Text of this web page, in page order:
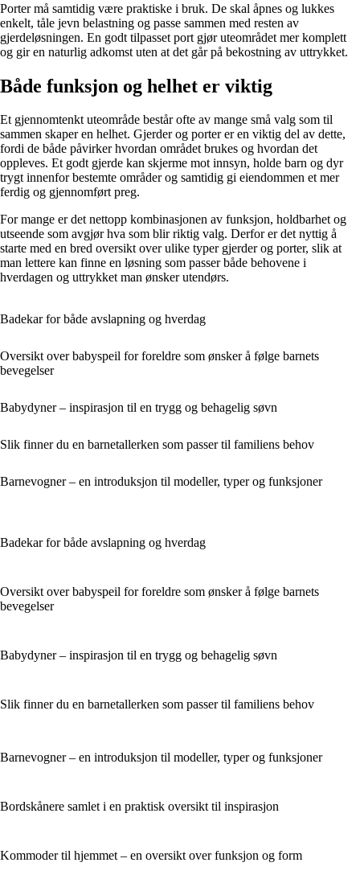
Porter må samtidig være praktiske i bruk. De skal åpnes og lukkes
enkelt, tåle jevn belastning og passe sammen med resten av
gjerdeløsningen. En godt tilpasset port gjør uteområdet mer komplett
og gir en naturlig adkomst uten at det går på bekostning av uttrykket.
Både funksjon og helhet er viktig
Et gjennomtenkt uteområde består ofte av mange små valg som til
sammen skaper en helhet. Gjerder og porter er en viktig del av dette,
fordi de både påvirker hvordan området brukes og hvordan det
oppleves. Et godt gjerde kan skjerme mot innsyn, holde barn og dyr
trygt innenfor bestemte områder og samtidig gi eiendommen et mer
ferdig og gjennomført preg.
For mange er det nettopp kombinasjonen av funksjon, holdbarhet og
utseende som avgjør hva som blir riktig valg. Derfor er det nyttig å
starte med en bred oversikt over ulike typer gjerder og porter, slik at
man lettere kan finne en løsning som passer både behovene i
hverdagen og uttrykket man ønsker utendørs.
Badekar for både avslapning og hverdag
Oversikt over babyspeil for foreldre som ønsker å følge barnets
bevegelser
Babydyner – inspirasjon til en trygg og behagelig søvn
Slik finner du en barnetallerken som passer til familiens behov
Barnevogner – en introduksjon til modeller, typer og funksjoner
Badekar for både avslapning og hverdag
Oversikt over babyspeil for foreldre som ønsker å følge barnets
bevegelser
Babydyner – inspirasjon til en trygg og behagelig søvn
Slik finner du en barnetallerken som passer til familiens behov
Barnevogner – en introduksjon til modeller, typer og funksjoner
Bordskånere samlet i en praktisk oversikt til inspirasjon
Kommoder til hjemmet – en oversikt over funksjon og form